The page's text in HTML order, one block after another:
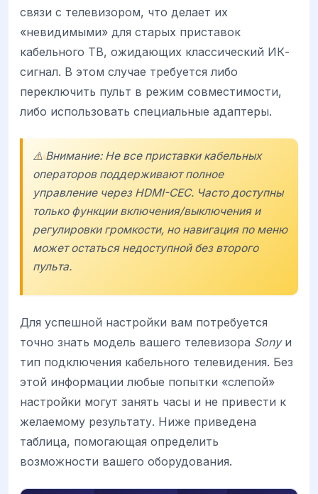
связи с телевизором, что делает их
«невидимыми» для старых приставок
кабельного ТВ, ожидающих классический ИК-
сигнал. В этом случае требуется либо
переключить пульт в режим совместимости,
либо использовать специальные адаптеры.
⚠️ Внимание: Не все приставки кабельных
операторов поддерживают полное
управление через HDMI-CEC. Часто доступны
только функции включения/выключения и
регулировки громкости, но навигация по меню
может остаться недоступной без второго
пульта.
Для успешной настройки вам потребуется
точно знать модель вашего телевизора Sonyи
тип подключения кабельного телевидения. Без
этой информации любые попытки «слепой»
настройки могут занять часы и не привести к
желаемому результату. Ниже приведена
таблица, помогающая определить
возможности вашего оборудования.